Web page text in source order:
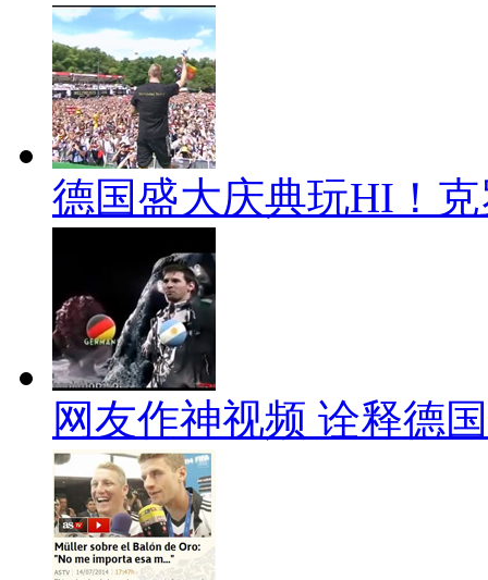
德国盛大庆典玩HI！
网友作神视频 诠释德